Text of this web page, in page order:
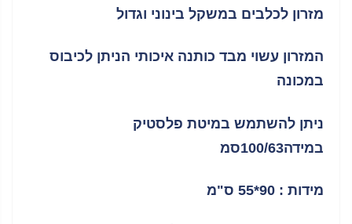
מזרון לכלבים במשקל בינוני וגדול
המזרון עשוי מבד כותנה איכותי הניתן לכיבוס
במכונה
ניתן להשתמש במיטת פלסטיק
במידה100/63סמ
מידות : 90*55 ס"מ